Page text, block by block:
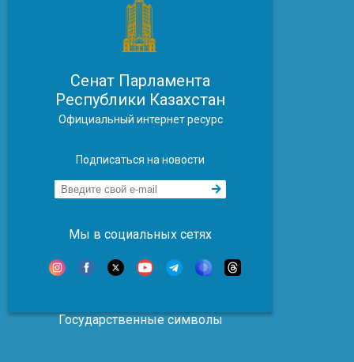
Сенат Парламента
Республики Казахстан
Официальный интернет ресурс
Подписаться на новости
Мы в социальных сетях
Государственные символы